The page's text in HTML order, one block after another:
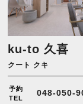
ku-to 久喜
クート クキ
予約
TEL
048-050-